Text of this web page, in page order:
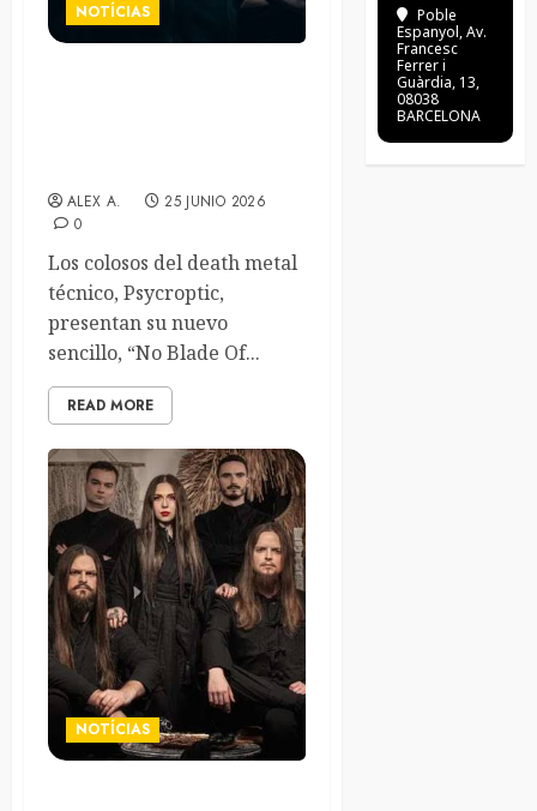
NOTÍCIAS
ALEX A.
25 JUNIO 2026
0
Los colosos del death metal
técnico, Psycroptic,
presentan su nuevo
sencillo, “No Blade Of...
READ MORE
NOTÍCIAS
Poble
Espanyol, Av.
Francesc
Ferrer i
Guàrdia, 13,
08038
BARCELONA